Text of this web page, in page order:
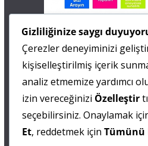
0 505 677 40 87
Fatma MARMARA
0 538 844 90 90
Mesut IŞIKAY
Gizliliğinize saygı
Çerezler deneyiminizi
kişiselleştirilmiş içerik
analiz etmemize yardımcı
izin vereceğinizi Özelleştir
seçebilirsiniz. Onaylamak
Et, reddetmek için Tümünü